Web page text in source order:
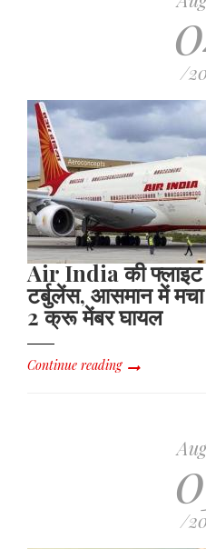
/
Air India की
टर्बुलेंस, आसमान में
2 क्रू मेंबर घायल
Continue reading
/